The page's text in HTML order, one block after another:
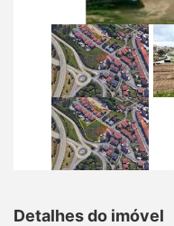
Detalhes do imóvel